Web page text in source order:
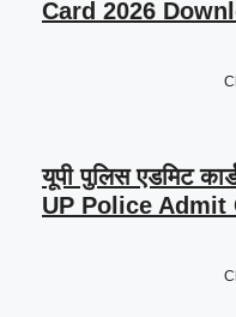
Card 2026
यूपी पुलिस एडमिट
UP Police Admit